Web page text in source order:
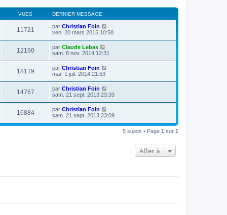
e
g
e
e
n
e
r
e
s
s
e
VUES DERNIER MESSAGE
11721 par Christian Foin
ven. 20 mars 2015 10:58
12190 par Claude Lebas
sam. 8 nov. 2014 12:31
18119 par Christian Foin
mar. 1 juil. 2014 21:53
14767 par Christian Foin
sam. 21 sept. 2013 23:33
16884 par Christian Foin
sam. 21 sept. 2013 23:09
5 sujets • Page 1 sur 1
Aller à